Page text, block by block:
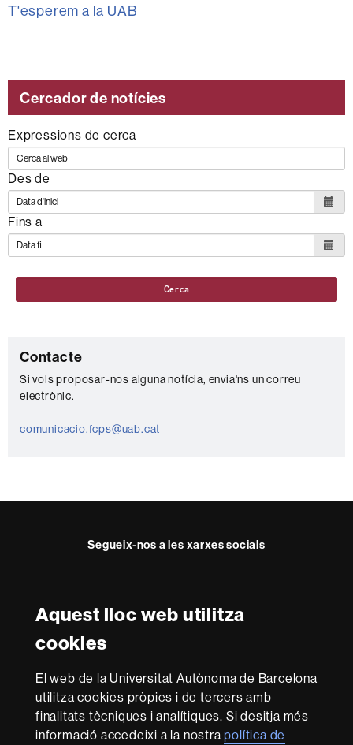
Aquest lloc web utilitza
cookies
El web de la Universitat Autònoma de Barcelona
utilitza cookies pròpies i de tercers amb
finalitats tècniques i analítiques. Si desitja més
informació accedeixi a la nostrapolítica de
T'esperem a la UAB
Cercador de notícies
Expressions de cerca
Des de
Fins a
Cerca
C
o
n
t
t
Contacte
Si vols proposar-nos alguna notícia, envia'ns un correu
electrònic.
comunicacio.fcps@uab.cat
Segueix-nos a les xarxes socials
Reconeixement internacional de l'excel·lència
in
Research
-
Euraxess
Amb el finançament de